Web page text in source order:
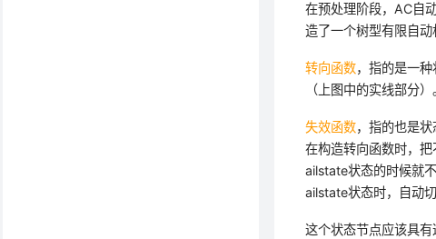
在预处理阶段，AC自
造了一个树型有限自动
转向函数，指的是一
（上图中的实线部分
失效函数，指的也是
在构造转向函数时，
ailstate状态的时候就
ailstate状态时，自动
这个状态节点应该具